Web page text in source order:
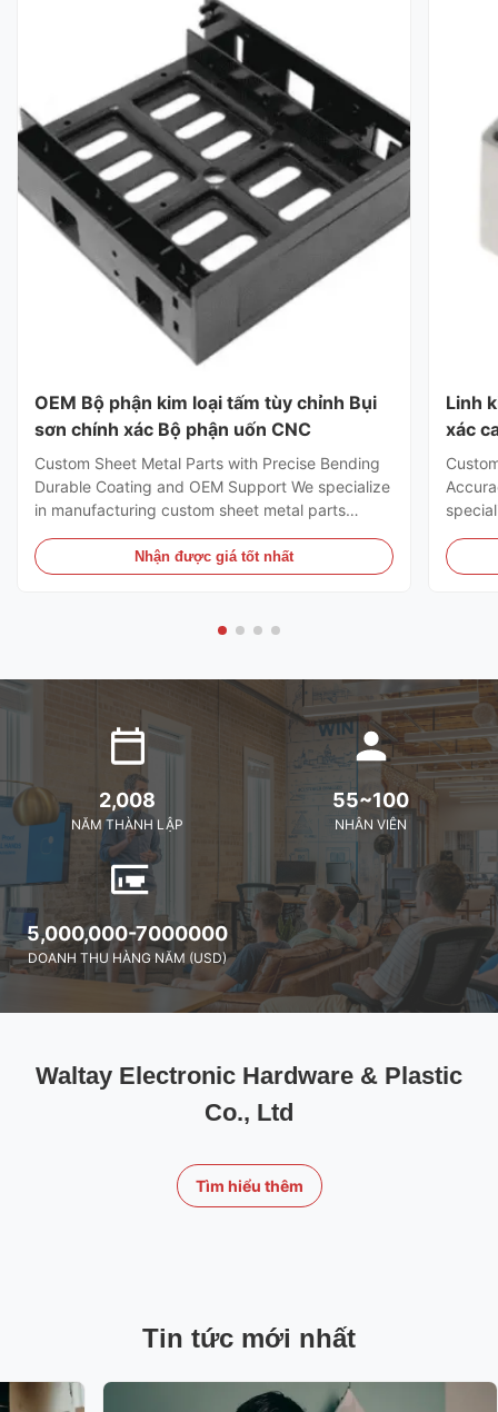
OEM Bộ phận kim loại tấm tùy chỉnh Bụi
sơn chính xác Bộ phận uốn CNC
Custom Sheet Metal Parts with Precise Bending
Durable Coating and OEM Support We specialize
in manufacturing custom sheet metal parts
need enclosures, brackets, panels, frames, or
other custom components, we offer high-quality
punching, laser cutting, and bending techniques
Nhận được giá tốt nhất
Linh
xác
and
CNC
2,008
NĂM THÀNH LẬP
55~100
NHÂN VIÊN
5,000,000-7000000
DOANH THU HÀNG NĂM (USD)
Waltay Electronic Hardware & Plastic
Co., Ltd
Tìm hiểu thêm
Tin tức mới nhất